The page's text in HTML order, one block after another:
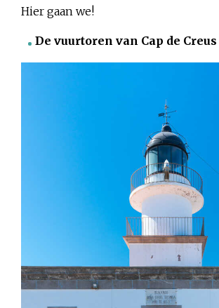
Hier gaan we!
De vuurtoren van Cap de Creus